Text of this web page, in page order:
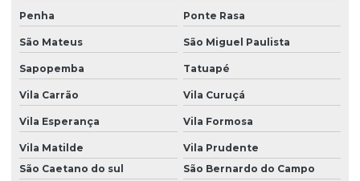
Inventário de resíduos sólidos industriais
Licença ambiental para coleta de lixo
Licença ambiental para coleta de lixo em são paulo
Licença ambiental para corte de arvores
Penha Ponte Rasa
São Mateus São Miguel Paulista
Sapopemba Tatuapé
Vila Carrão Vila Curuçá
Vila Esperança Vila Formosa
Vila Matilde
Vila Prudente
São Caetano do sul
São Bernardo do Campo